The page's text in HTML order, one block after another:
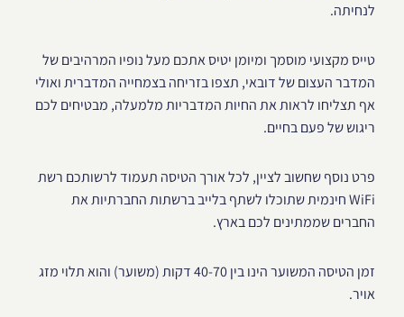
לנחיתה.
טייס מקצועי מוסמך ומיומן יטיס אתכם מעל נופיו המרהיבים של
המדבר העצום של דובאי, תצפו בזריחה בצמחייה המדברית ואולי
אף תצליחו לראות את החיות המדבריות מלמעלה, מבטיחים לכם
ריגוש של פעם בחיים.
פרט נוסף שחשוב לציין, לכל אורך הטיסה תעמוד לרשותכם רשת
WiFi חינמית שתוכלו לשתף בלייב ברשתות החברתיות את
החברים שממתינים לכם בארץ.
זמן הטיסה המשוער הינו בין 40-70 דקות (משוער) והוא תלוי מזג
אויר.